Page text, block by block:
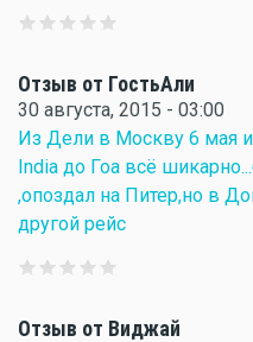
Отзыв от ГостьАли
30 августа, 2015 - 03:00
Из Дели в Москву 6 мая
India до Гоа всё
,опоздал на Питер,но в
другой рейс
Отзыв от Виджай